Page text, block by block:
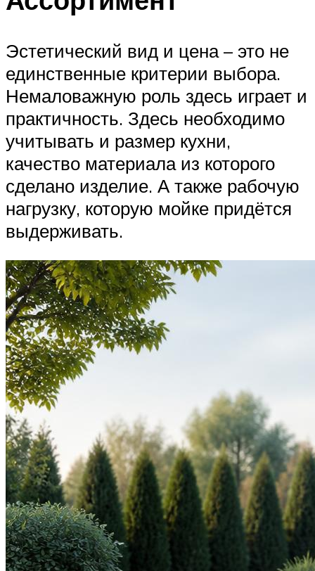
Эстетический вид и цена – это не
единственные критерии выбора.
Немаловажную роль здесь играет и
практичность. Здесь необходимо
учитывать и размер кухни,
качество материала из которого
сделано изделие. А также рабочую
нагрузку, которую мойке придётся
выдерживать.